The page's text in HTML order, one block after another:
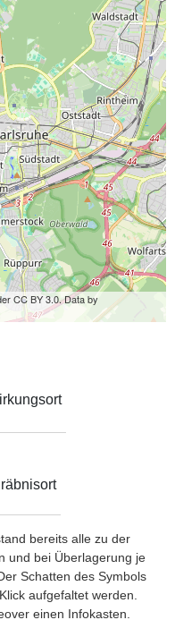
CC BY 3.0. Data by
bereits alle zu der
und bei Überlagerung je
Schatten des Symbols
aufgefaltet werden.
einen Infokasten.